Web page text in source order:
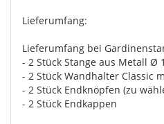
Lieferumfang:
Lieferumfang bei
- 2 Stück Stange aus Metall Ø
- 2 Stück Wandhalter Classic
- 2 Stück Endknöpfen (zu
- 2 Stück Endkappen